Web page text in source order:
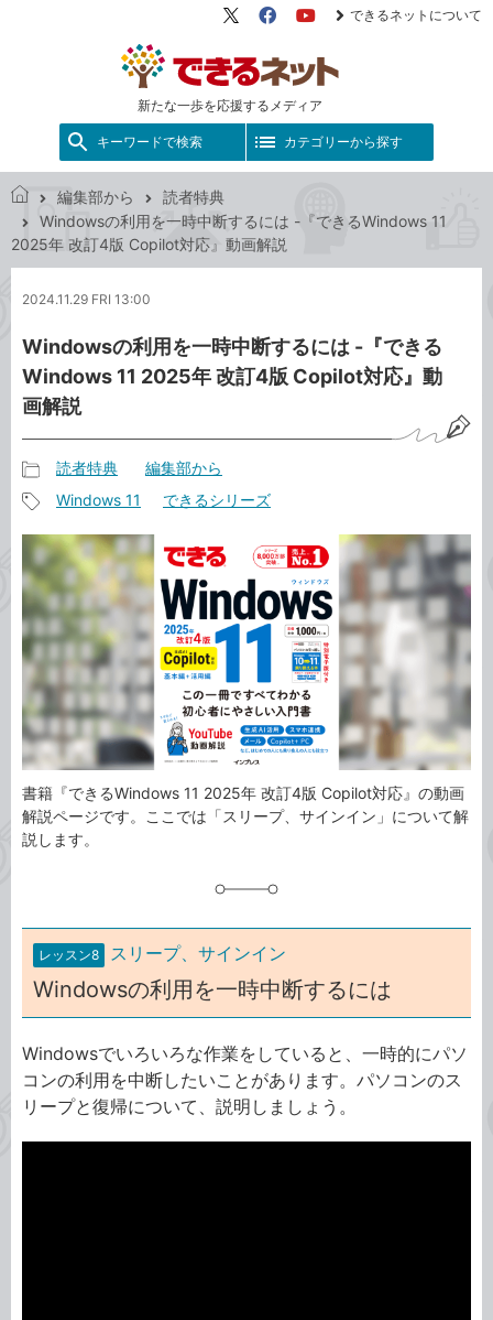
新たな一歩を応援するメディア
X（旧
FacebookYouTube
できるネットについて
キーワードで検索 カテゴリーから探す
で
き
ッ
編集部から
読者特典
Windowsの利用を一時中断するには -『できるWindows 11
2025年 改訂4版 Copilot対応』動画解説
2024.11.29 FRI 13:00
Windowsの利用を一時中断するには -『できる
Windows 11 2025年 改訂4版 Copilot対応』動
画解説
事
カ
テ
ゴ
リ
読者特典 編集部から
事
タ
グ
Windows 11 できるシリーズ
書籍『できるWindows 11 2025年 改訂4版 Copilot対応』の動画
解説ページです。ここでは「スリープ、サインイン」について解
説します。
レッスン8 スリープ、サインイン
Windowsの利用を一時中断するには
Windowsでいろいろな作業をしていると、一時的にパソ
コンの利用を中断したいことがあります。パソコンのス
リープと復帰について、説明しましょう。